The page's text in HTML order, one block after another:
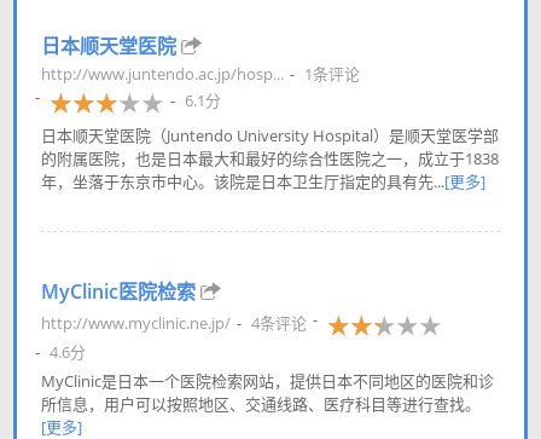
日本顺天堂医院
http://www.juntendo.ac.jp/hosp...
1条评论
6.1分
日本顺天堂医院（Juntendo University Hospital）是顺天堂医学部
的附属医院，也是日本最大和最好的综合性医院之一，成立于1838
年，坐落于东京市中心。该院是日本卫生厅指定的具有先...[更多]
MyClinic医院检索
http://www.myclinic.ne.jp/
4条评论
4.6分
MyClinic是日本一个医院检索网站，提供日本不同地区的医院和诊
所信息，用户可以按照地区、交通线路、医疗科目等进行查找。
[更多]